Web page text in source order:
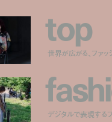
top
世界が広がる、ファッ
fashi
デジタルで表現するフ